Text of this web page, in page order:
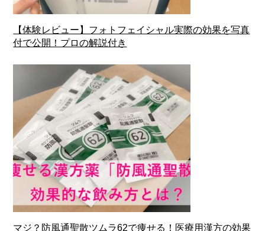
【体験レビュー】フォトフェイシャル実際の効果を写真
付で公開！プロの解説付き
マジ？防風通聖散ツムラ62で痩せる！医療用漢方の効果